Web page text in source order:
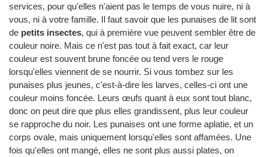
services, pour qu'elles n'aient pas le temps de vous nuire, ni à
vous, ni à votre famille. Il faut savoir que les punaises de lit sont
de petits insectes, qui à première vue peuvent sembler être de
couleur noire. Mais ce n'est pas tout à fait exact, car leur
couleur est souvent brune foncée ou tend vers le rouge
lorsqu'elles viennent de se nourrir. Si vous tombez sur les
punaises plus jeunes, c'est-à-dire les larves, celles-ci ont une
couleur moins foncée. Leurs œufs quant à eux sont tout blanc,
donc on peut dire que plus elles grandissent, plus leur couleur
se rapproche du noir. Les punaises ont une forme aplatie, et un
corps ovale, mais uniquement lorsqu'elles sont affamées. Une
fois qu'elles ont mangé, elles ne sont plus aussi plates, on